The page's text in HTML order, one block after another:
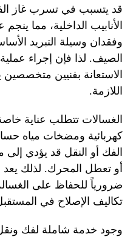
قد يتسبب في تسرب غاز
الأنابيب الداخلية، مما
وفقدان وسيلة التبريد
الصيف. لذا فإن إجراء
الاستعانة بفنيين متخصصين
اللازمة.
الغسالات تتطلب عناية
كهربائية ومضخات مياه
الفك أو النقل قد يؤدي
أو تعطل المحرك. لذلك
ضرورياً للحفاظ على
تكاليف الإصلاح في
وجود خدمة شاملة لفك